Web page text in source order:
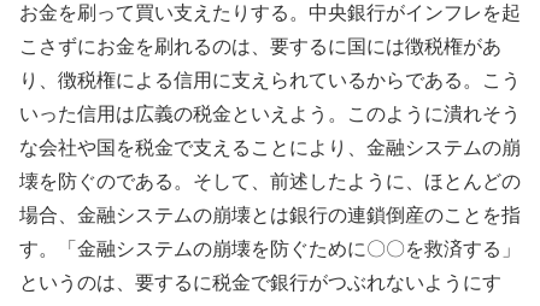
お金を刷って買い支えたりする。中央銀行がインフレを起
こさずにお金を刷れるのは、要するに国には徴税権があ
り、徴税権による信用に支えられているからである。こう
いった信用は広義の税金といえよう。このように潰れそう
な会社や国を税金で支えることにより、金融システムの崩
壊を防ぐのである。そして、前述したように、ほとんどの
場合、金融システムの崩壊とは銀行の連鎖倒産のことを指
す。「金融システムの崩壊を防ぐために〇〇を救済する」
というのは、要するに税金で銀行がつぶれないようにす